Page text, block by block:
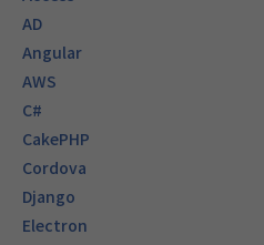
AD
Angular
AWS
C#
CakePHP
Cordova
Django
Electron